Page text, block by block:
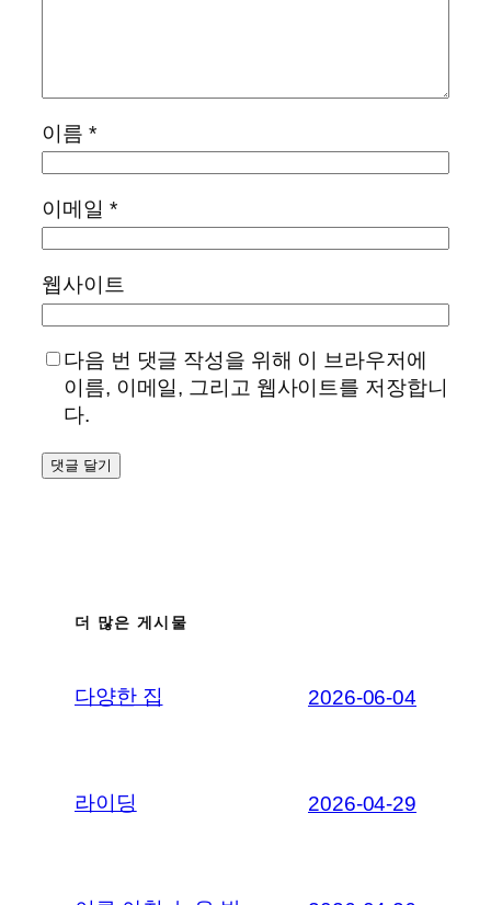
이름 *
이메일 *
웹사이트
다음 번 댓글 작성을 위해 이 브라우저에
이름, 이메일, 그리고 웹사이트를 저장합니
다.
더 많은 게시물
다양한 집 2026-06-04
라이딩 2026-04-29